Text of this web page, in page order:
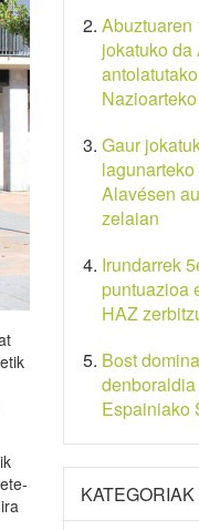
Abuztuaren
jokatuko
Gaur
Alavésen
zelaian
Irundarrek
puntuazioa
HAZ
Bost
Espainiako
KATEGORIAK